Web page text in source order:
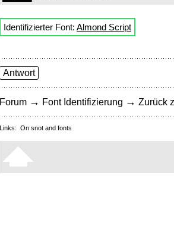
Identifizierter Font: Almond Script
Antwort
Forum → Font Identifizierung → Zurück
Links: On snot and fonts